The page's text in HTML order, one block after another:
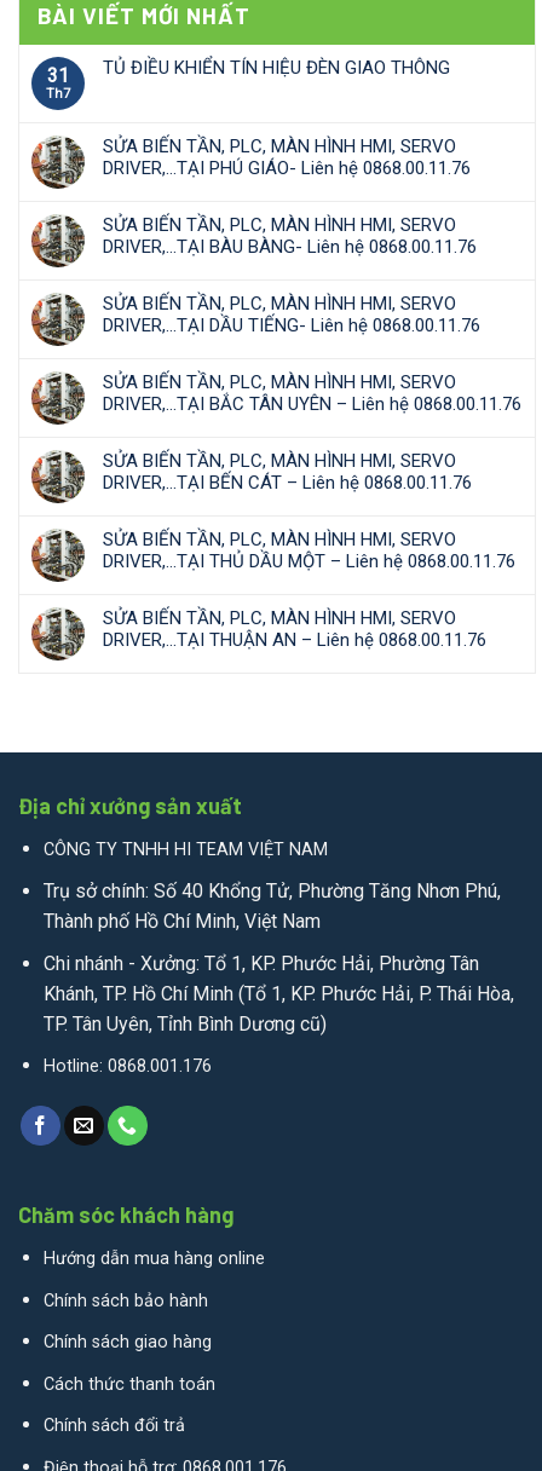
BÀI VIẾT MỚI NHẤT
31
Th7
TỦ ĐIỀU KHIỂN TÍN HIỆU ĐÈN GIAO THÔNG
SỬA BIẾN TẦN, PLC, MÀN HÌNH HMI, SERVO
DRIVER,…TẠI PHÚ GIÁO- Liên hệ 0868.00.11.76
SỬA BIẾN TẦN, PLC, MÀN HÌNH HMI, SERVO
DRIVER,…TẠI BÀU BÀNG- Liên hệ 0868.00.11.76
SỬA BIẾN TẦN, PLC, MÀN HÌNH HMI, SERVO
DRIVER,…TẠI DẦU TIẾNG- Liên hệ 0868.00.11.76
SỬA BIẾN TẦN, PLC, MÀN HÌNH HMI, SERVO
DRIVER,…TẠI BẮC TÂN UYÊN – Liên hệ 0868.00.11.76
SỬA BIẾN TẦN, PLC, MÀN HÌNH HMI, SERVO
DRIVER,…TẠI BẾN CÁT – Liên hệ 0868.00.11.76
SỬA BIẾN TẦN, PLC, MÀN HÌNH HMI, SERVO
DRIVER,…TẠI THỦ DẦU MỘT – Liên hệ 0868.00.11.76
SỬA BIẾN TẦN, PLC, MÀN HÌNH HMI, SERVO
DRIVER,…TẠI THUẬN AN – Liên hệ 0868.00.11.76
Địa chỉ xưởng sản xuất
CÔNG TY TNHH HI TEAM VIỆT NAM
Trụ sở chính: Số 40 Khổng Tử, Phường Tăng Nhơn Phú,
Thành phố Hồ Chí Minh, Việt Nam
Chi nhánh - Xưởng: Tổ 1, KP. Phước Hải, Phường Tân
Khánh, TP. Hồ Chí Minh (Tổ 1, KP. Phước Hải, P. Thái Hòa,
TP. Tân Uyên, Tỉnh Bình Dương cũ)
Hotline: 0868.001.176
Chăm sóc khách hàng
Hướng dẫn mua hàng online
Chính sách bảo hành
Chính sách giao hàng
Cách thức thanh toán
Chính sách đổi trả